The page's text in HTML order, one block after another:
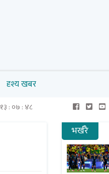
दृश्य खबर
१३ : ०७ : ४८
भर्खरै